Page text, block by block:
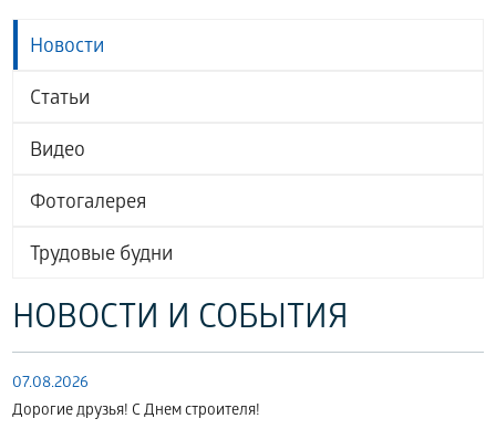
Новости
Статьи
Видео
Фотогалерея
Трудовые будни
НОВОСТИ И СОБЫТИЯ
07.08.2026
Дорогие друзья! С Днем строителя!